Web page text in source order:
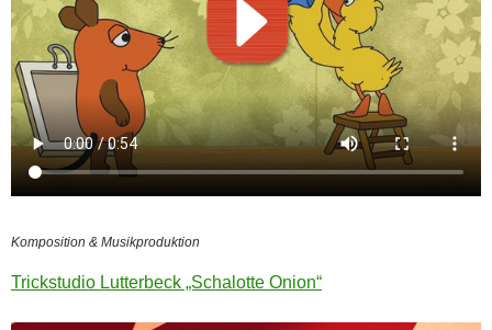
Komposition & Musikproduktion
Trickstudio Lutterbeck „Schalotte Onion“